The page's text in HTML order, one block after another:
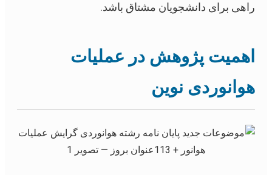
راهی برای دانشجویان مشتاق باشد.
اهمیت پژوهش در عملیات
هوانوردی نوین